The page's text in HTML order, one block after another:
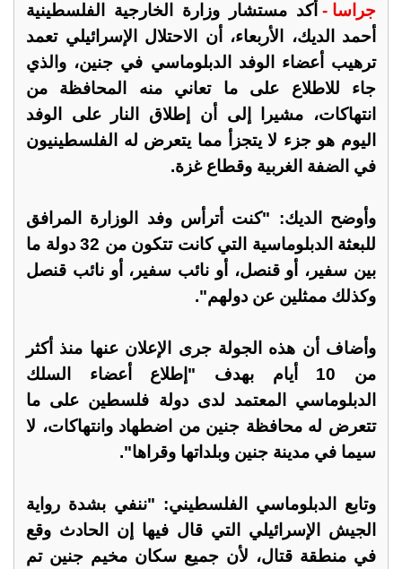
جراسا - أكد مستشار وزارة الخارجية الفلسطينية
أحمد الديك، الأربعاء، أن الاحتلال الإسرائيلي تعمد
ترهيب أعضاء الوفد الدبلوماسي في جنين، والذي
جاء للاطلاع على ما تعاني منه المحافظة من
انتهاكات، مشيرا إلى أن إطلاق النار على الوفد
اليوم هو جزء لا يتجزأ مما يتعرض له الفلسطينيون
في الضفة الغربية وقطاع غزة.
وأوضح الديك: "كنت أترأس وفد الوزارة المرافق
للبعثة الدبلوماسية التي كانت تتكون من 32 دولة ما
بين سفير، أو قنصل، أو نائب سفير، أو نائب قنصل
وكذلك ممثلين عن دولهم".
وأضاف أن هذه الجولة جرى الإعلان عنها منذ أكثر
من 10 أيام بهدف "إطلاع أعضاء السلك
الدبلوماسي المعتمد لدى دولة فلسطين على ما
تتعرض له محافظة جنين من اضطهاد وانتهاكات، لا
سيما في مدينة جنين وبلداتها وقراها".
وتابع الدبلوماسي الفلسطيني: "ننفي بشدة رواية
الجيش الإسرائيلي التي قال فيها إن الحادث وقع
في منطقة قتال، لأن جميع سكان مخيم جنين تم